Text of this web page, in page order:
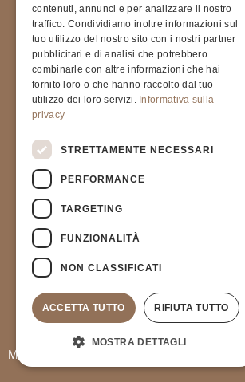
CHEVALIER FLORAL EARRINGS
contenuti, annunci e per analizzare il nostro
traffico. Condividiamo inoltre informazioni sul
tuo utilizzo del nostro sito con i nostri partner
pubblicitari e di analisi che potrebbero
combinarle con altre informazioni che hai
fornito loro o che hanno raccolto dal tuo
utilizzo dei loro servizi. Informativa sulla
privacy
STRETTAMENTE NECESSARI
PERFORMANCE
TARGETING
FUNZIONALITÀ
NON CLASSIFICATI
ACCETTA TUTTO RIFIUTA TUTTO
MOSTRA DETTAGLI